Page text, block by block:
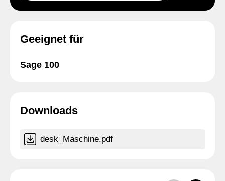
Geeignet für
Sage 100
Downloads
desk_Maschine.pdf